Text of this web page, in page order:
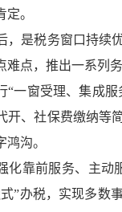
。​
，是税务窗口持续
难点，推出一系列
“一窗受理、集成
开、社保费缴纳等
沟。
化靠前服务、主
”办税，实现多数